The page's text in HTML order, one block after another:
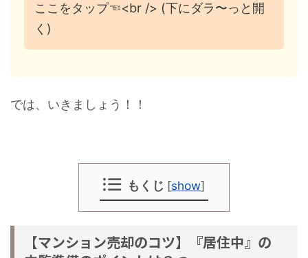
ここをタップ☜<br /> (下にダラ〜っと開
く)
では、いきましょう！！
もくじ [show]
【マンション売却のコツ】『居住中』の